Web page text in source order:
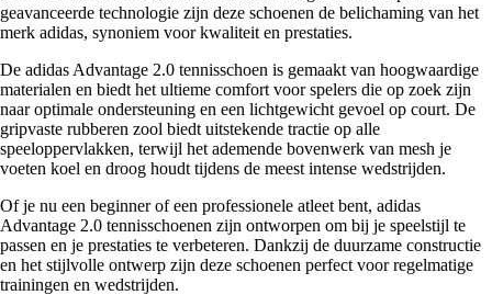
geavanceerde technologie zijn deze schoenen de belichaming van het
merk adidas, synoniem voor kwaliteit en prestaties.
De adidas Advantage 2.0 tennisschoen is gemaakt van hoogwaardige
materialen en biedt het ultieme comfort voor spelers die op zoek zijn
naar optimale ondersteuning en een lichtgewicht gevoel op court. De
gripvaste rubberen zool biedt uitstekende tractie op alle
speeloppervlakken, terwijl het ademende bovenwerk van mesh je
voeten koel en droog houdt tijdens de meest intense wedstrijden.
Of je nu een beginner of een professionele atleet bent, adidas
Advantage 2.0 tennisschoenen zijn ontworpen om bij je speelstijl te
passen en je prestaties te verbeteren. Dankzij de duurzame constructie
en het stijlvolle ontwerp zijn deze schoenen perfect voor regelmatige
trainingen en wedstrijden.